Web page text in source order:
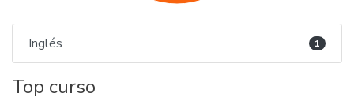
Inglés 1
Top curso